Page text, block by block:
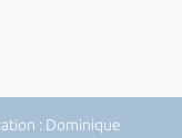
: Dominique